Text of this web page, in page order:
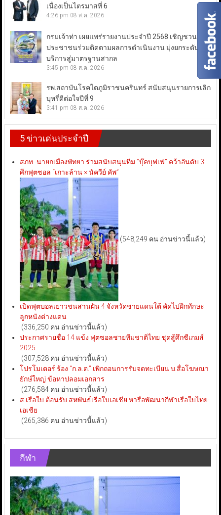
เนื่องเป็นไตรมาสที่ 6
4:26 pm 08 ส.ค. 2026
กรมเจ้าท่า เผยแพร่รายงานประจำปี 2568 เชิญชวน
ประชาชนร่วมติดตามผลการดำเนินงาน มุ่งยกระดับการ
บริการสู่มาตรฐานสากล
3:45 pm 08 ส.ค. 2026
รพ.สถาบันโรคไตภูมิราชนครินทร์ สนับสนุนรายการเลิก
บุหรี่ดีต่อใจปีที่ 9
3:41 pm 08 ส.ค. 2026
5 ข่าวเด่นประจำปี
สภท.-นายกเมืองพัทยา ร่วมสนับสนุนทีม “บุ๊คบุฟเฟ่” คว้าอันดับ 3
ศึกฟุตซอล “เกาะล้าน × นัควีย์ คัพ”
(548,249 คน อ่านข่าวนี้แล้ว)
เปิดฟุตบอลเยาวชนสานฝัน 4 จังหวัดชายแดนใต้ คัดไปฝึกทักษะ
ลูกหนังต่างแดน
(336,250 คน อ่านข่าวนี้แล้ว)
ประกาศรายชื่อ 14 แข้ง ฟุตซอลชายทีมชาติไทย ชุดสู้ศึกซีเกมส์
2025
(307,528 คน อ่านข่าวนี้แล้ว)
โปรโมเตอร์ ร้อง “ก.ล.ต.” เพิกถอนการรับจดทะเบียน บ.สื่อโฆษณา
ยักษ์ใหญ่ ข้อหาปลอมเอกสาร
(276,584 คน อ่านข่าวนี้แล้ว)
ส.เรือใบ ต้อนรับ สหพันธ์เรือใบเอเชีย หารือพัฒนากีฬาเรือใบไทย-
เอเชีย
(265,386 คน อ่านข่าวนี้แล้ว)
กีฬา